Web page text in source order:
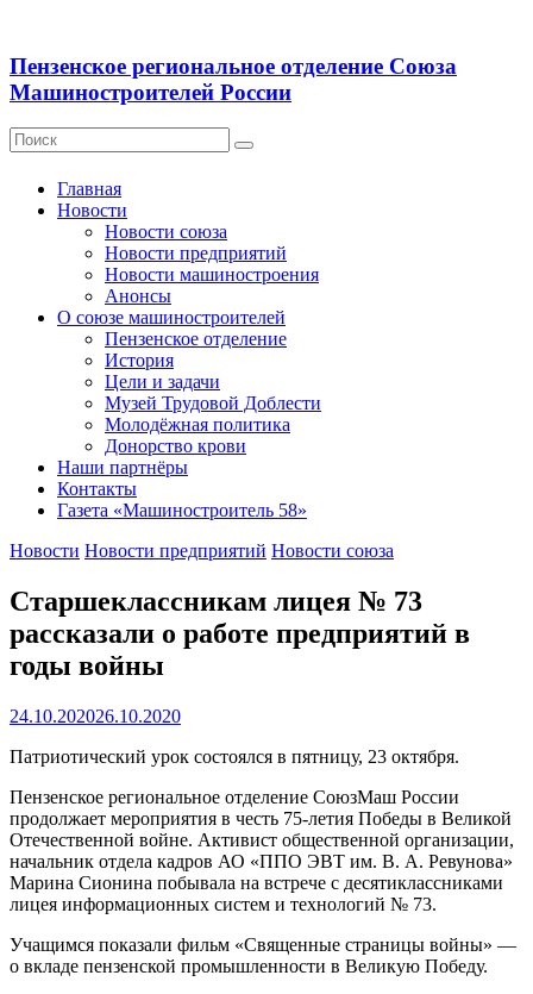
Пензенское региональное отделение Союза
Машиностроителей России
Главная
Новости
Новости союза
Новости предприятий
Новости машиностроения
Анонсы
О союзе машиностроителей
Пензенское отделение
История
Цели и задачи
Музей Трудовой Доблести
Молодёжная политика
Донорство крови
Наши партнёры
Контакты
Газета «Машиностроитель 58»
Новости Новости предприятий Новости союза
Старшеклассникам лицея № 73
рассказали о работе предприятий в
годы войны
24.10.202026.10.2020
Патриотический урок состоялся в пятницу, 23 октября.
Пензенское региональное отделение СоюзМаш России
продолжает мероприятия в честь 75-летия Победы в Великой
Отечественной войне. Активист общественной организации,
начальник отдела кадров АО «ППО ЭВТ им. В. А. Ревунова»
Марина Сионина побывала на встрече с десятиклассниками
лицея информационных систем и технологий № 73.
Учащимся показали фильм «Священные страницы войны» —
о вкладе пензенской промышленности в Великую Победу.